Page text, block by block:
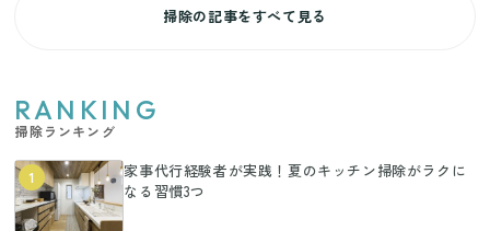
掃除の記事をすべて見る
RANKING
掃除ランキング
1
家事代行経験者が実践！夏のキッチン掃除がラクに
なる習慣3つ